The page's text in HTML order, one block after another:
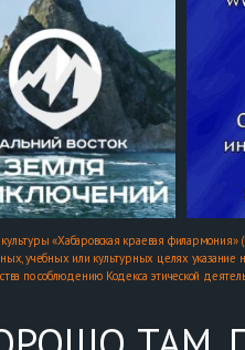
«Хабаровская краевая
учебных или культурных целях
по соблюдению Кодекса этической